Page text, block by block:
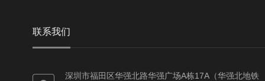
联系我们
深圳市福田区华强北路华强广场A栋17A（华强北地铁